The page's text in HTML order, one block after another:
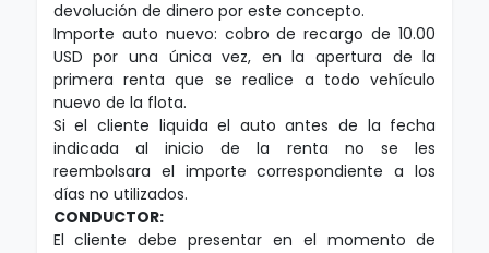
devolución de dinero por este concepto.
Importe auto nuevo: cobro de recargo de 10.00
USD por una única vez, en la apertura de la
primera renta que se realice a todo vehículo
nuevo de la flota.
Si el cliente liquida el auto antes de la fecha
indicada al inicio de la renta no se les
reembolsara el importe correspondiente a los
días no utilizados.
CONDUCTOR:
El cliente debe presentar en el momento de